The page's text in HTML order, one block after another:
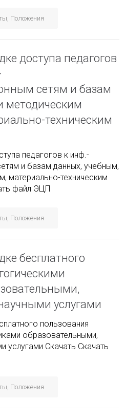
, Положения
доступа педагогов
сетям и базам
методическим
техническим
педагогов к инф.-
и базам данных, учебным,
материально-техническим
файл ЭЦП
, Положения
бесплатного
услугами
пользования
образовательными,
услугами Скачать Скачать
, Положения